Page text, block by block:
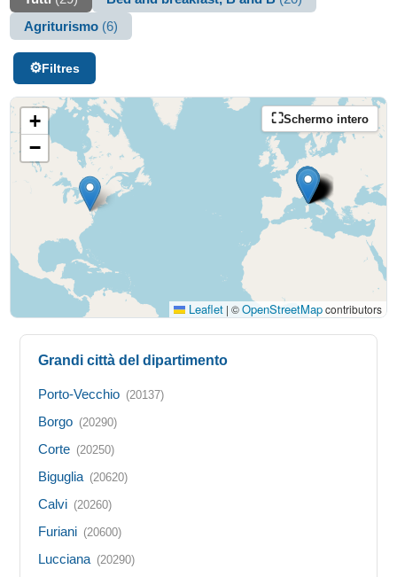
Agriturismo (6)
Filtres
Schermo intero
+
−
Leaflet | ©OpenStreetMapcontributors
Grandi città del dipartimento
Porto-Vecchio (20137)
Borgo (20290)
Corte (20250)
Biguglia (20620)
Calvi (20260)
Furiani (20600)
Lucciana (20290)